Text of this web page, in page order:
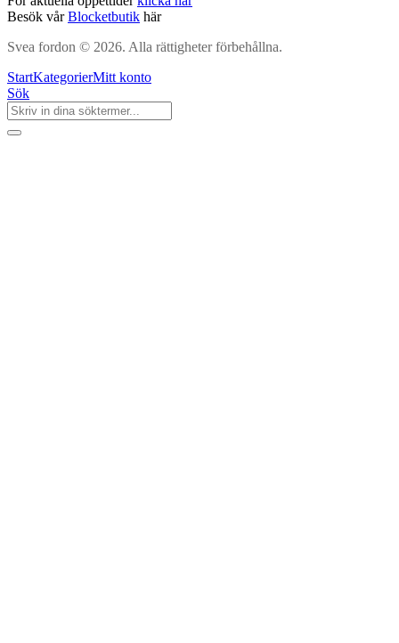
Besök vårBlocketbutik här
Svea fordon © 2026. Alla rättigheter förbehållna.
StartKategorierMitt konto
Sök